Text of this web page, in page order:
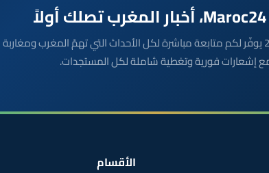
تطبيق أخبار المغرب 24 يوفّر لكم متابعة مباشرة لكل الأحداث التي تهمّ المغرب ومغاربة
إشعارات فورية وتغطية شاملة لكل المستجدات.
الأقسام